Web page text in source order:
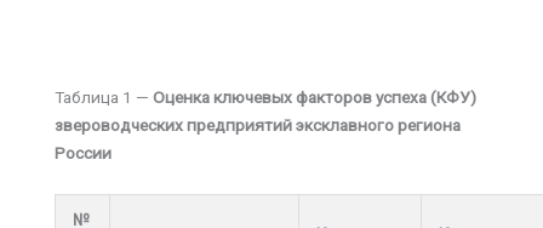
Таблица 1 — Оценка ключевых факторов успеха (КФУ)
звероводческих предприятий эксклавного региона
России
№